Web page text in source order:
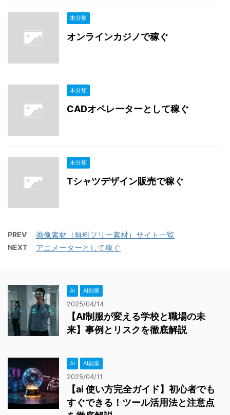
未分類
オンラインカジノで稼ぐ
未分類
CADオペレーターとして稼ぐ
未分類
Tシャツデザイン販売で稼ぐ
PREV 画像素材（無料フリー素材）サイト一覧
NEXT アニメーターとして稼ぐ
AI AI副業
2025/04/14
【AI制服が変える学校と職場の未
来】事例とリスクを徹底解説
AI AI副業
2025/04/11
【ai 使い方完全ガイド】初心者でも
すぐできる！ツール活用法と注意点